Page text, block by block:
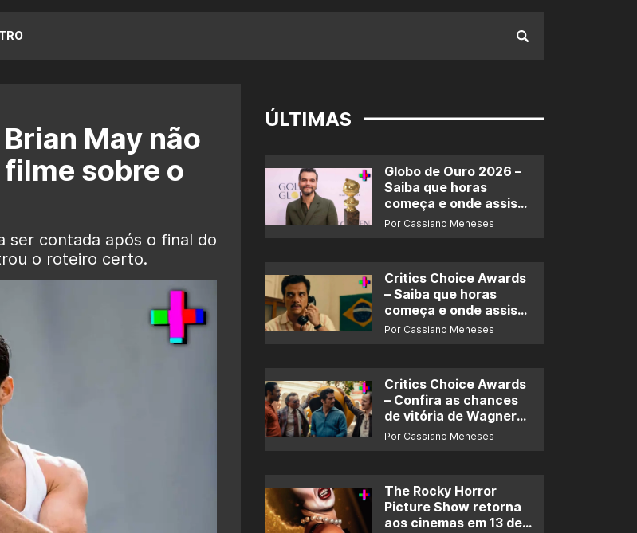
May não
sobre o
ser contada após o final do
o roteiro certo.
ÚLTIMAS
Globo de Ouro 2026 –
Saiba que horas
começa e onde assistir
ao prêmio
Por Cassiano Meneses
Critics Choice Awards
– Saiba que horas
começa e onde assistir
ao prêmio
Por Cassiano Meneses
Critics Choice Awards
– Confira as chances
de vitória de Wagner
Moura e de ‘O Agente
Por Cassiano Meneses
The Rocky Horror
Picture Show retorna
aos cinemas em 13 de